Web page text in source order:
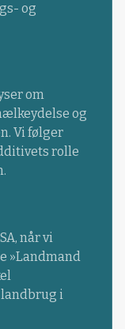
og
om
og
Vi følger
rolle
når vi
»Landmand
landbrug i